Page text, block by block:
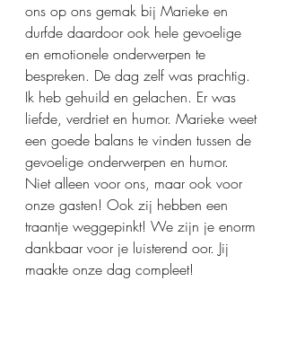
ons op ons gemak bij Marieke en
durfde daardoor ook hele gevoelige
en emotionele onderwerpen te
bespreken. De dag zelf was prachtig.
Ik heb gehuild en gelachen. Er was
liefde, verdriet en humor. Marieke weet
een goede balans te vinden tussen de
gevoelige onderwerpen en humor.
Niet alleen voor ons, maar ook voor
onze gasten! Ook zij hebben een
traantje weggepinkt! We zijn je enorm
dankbaar voor je luisterend oor. Jij
maakte onze dag compleet!